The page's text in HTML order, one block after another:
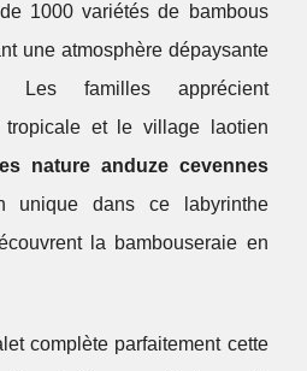
1000 variétés de bambous
une atmosphère dépaysante
familles apprécient
tropicale et le village laotien
nature anduze cevennes
unique dans ce labyrinthe
la bambouseraie en
complète parfaitement cette